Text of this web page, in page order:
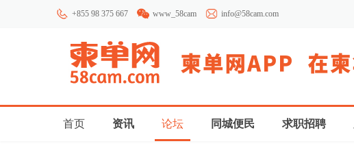
+855 98 375 667 www_58cam info@58cam.com
首页 资讯 论坛 同城便民 求职招聘